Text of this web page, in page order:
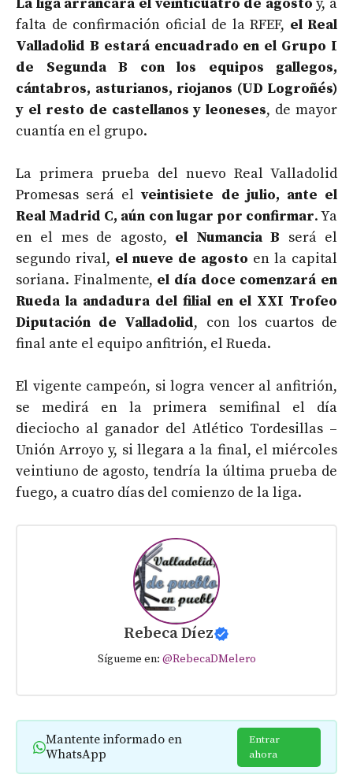
La liga arrancará el veinticuatro de agosto y, a
falta de confirmación oficial de la RFEF, el Real
Valladolid B estará encuadrado en el Grupo I
de Segunda B con los equipos gallegos,
cántabros, asturianos, riojanos (UD Logroñés)
y el resto de castellanos y leoneses, de mayor
cuantía en el grupo.
La primera prueba del nuevo Real Valladolid
Promesas será elveintisiete de julio, ante el
Real Madrid C, aún con lugar por confirmar. Ya
en el mes de agosto, el Numancia B será el
segundo rival, el nueve de agosto en la capital
soriana. Finalmente, el día doce comenzará en
Rueda la andadura del filial en el XXI Trofeo
Diputación de Valladolid, con los cuartos de
final ante el equipo anfitrión, el Rueda.
El vigente campeón, si logra vencer al anfitrión,
se medirá en la primera semifinal el día
dieciocho al ganador del Atlético Tordesillas –
Unión Arroyo y, si llegara a la final, el miércoles
veintiuno de agosto, tendría la última prueba de
fuego, a cuatro días del comienzo de la liga.
Rebeca Díez
Sígueme en: @RebecaDMelero
Mantente informado en
WhatsApp
Entrar
ahora